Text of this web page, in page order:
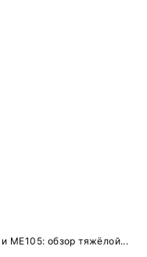
ME105: обзор тяжёлой...